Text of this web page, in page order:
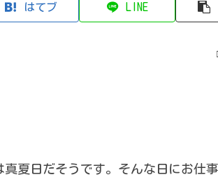
はてブ LINE
夏日だそうです。そんな日にお仕